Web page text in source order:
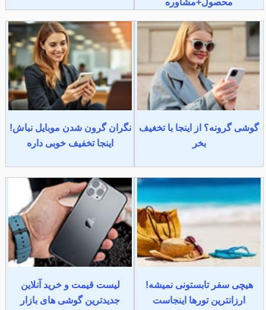
گوشی گرونه؟ از اینجا با تخغیف
بخر
نگران گرون شدن موبایل نباش!
اینجا تخفیف خوبی داره
هیچی سفر تابستونی نمیشه!
ارزانترین تورها اینجاست
لیست قیمت و خرید آنلاین
جدیدترین گوشی های بازار